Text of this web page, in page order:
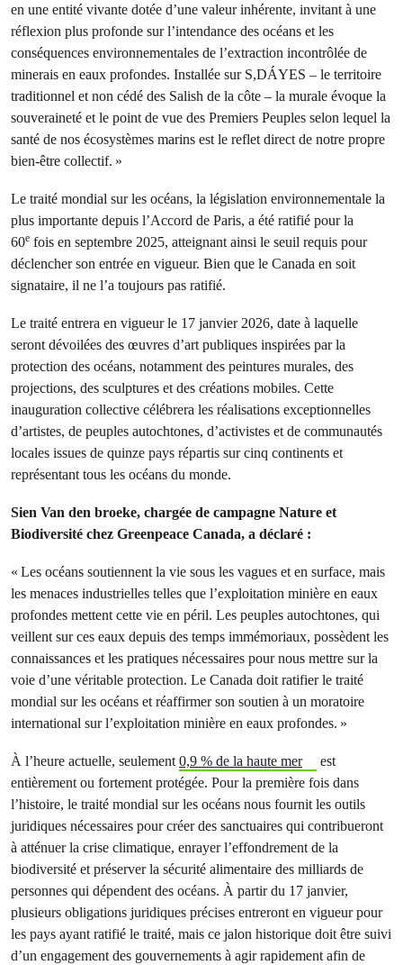
en une entité vivante dotée d’une valeur inhérente, invitant à une
réflexion plus profonde sur l’intendance des océans et les
conséquences environnementales de l’extraction incontrôlée de
minerais en eaux profondes. Installée sur S,DÁYES – le territoire
traditionnel et non cédé des Salish de la côte – la murale évoque la
souveraineté et le point de vue des Premiers Peuples selon lequel la
santé de nos écosystèmes marins est le reflet direct de notre propre
bien-être collectif. »
Le traité mondial sur les océans, la législation environnementale la
plus importante depuis l’Accord de Paris, a été ratifié pour la
60e fois en septembre 2025, atteignant ainsi le seuil requis pour
déclencher son entrée en vigueur. Bien que le Canada en soit
signataire, il ne l’a toujours pas ratifié.
Le traité entrera en vigueur le 17 janvier 2026, date à laquelle
seront dévoilées des œuvres d’art publiques inspirées par la
protection des océans, notamment des peintures murales, des
projections, des sculptures et des créations mobiles. Cette
inauguration collective célébrera les réalisations exceptionnelles
d’artistes, de peuples autochtones, d’activistes et de communautés
locales issues de quinze pays répartis sur cinq continents et
représentant tous les océans du monde.
Sien Van den broeke, chargée de campagne Nature et
Biodiversité chez Greenpeace Canada, a déclaré :
« Les océans soutiennent la vie sous les vagues et en surface, mais
les menaces industrielles telles que l’exploitation minière en eaux
profondes mettent cette vie en péril. Les peuples autochtones, qui
veillent sur ces eaux depuis des temps immémoriaux, possèdent les
connaissances et les pratiques nécessaires pour nous mettre sur la
voie d’une véritable protection. Le Canada doit ratifier le traité
mondial sur les océans et réaffirmer son soutien à un moratoire
international sur l’exploitation minière en eaux profondes. »
À l’heure actuelle, seulement0,9 % de la haute mer
est
entièrement ou fortement protégée. Pour la première fois dans
l’histoire, le traité mondial sur les océans nous fournit les outils
juridiques nécessaires pour créer des sanctuaires qui contribueront
à atténuer la crise climatique, enrayer l’effondrement de la
biodiversité et préserver la sécurité alimentaire des milliards de
personnes qui dépendent des océans. À partir du 17 janvier,
plusieurs obligations juridiques précises entreront en vigueur pour
les pays ayant ratifié le traité, mais ce jalon historique doit être suivi
d’un engagement des gouvernements à agir rapidement afin de